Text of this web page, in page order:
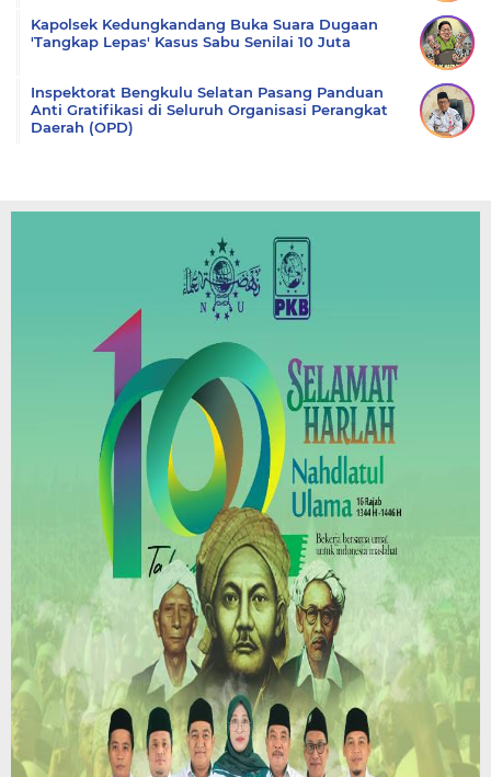
Kapolsek Kedungkandang Buka Suara Dugaan
'Tangkap Lepas' Kasus Sabu Senilai 10 Juta
Inspektorat Bengkulu Selatan Pasang Panduan
Anti Gratifikasi di Seluruh Organisasi Perangkat
Daerah (OPD)